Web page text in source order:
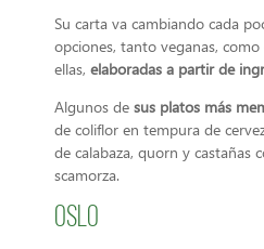
Su carta va cambiando cada
opciones, tanto veganas,
ellas, elaboradas a partir de
Algunos de sus platos más
de coliflor en tempura de
de calabaza, quorn y castañas
scamorza.
Oslo